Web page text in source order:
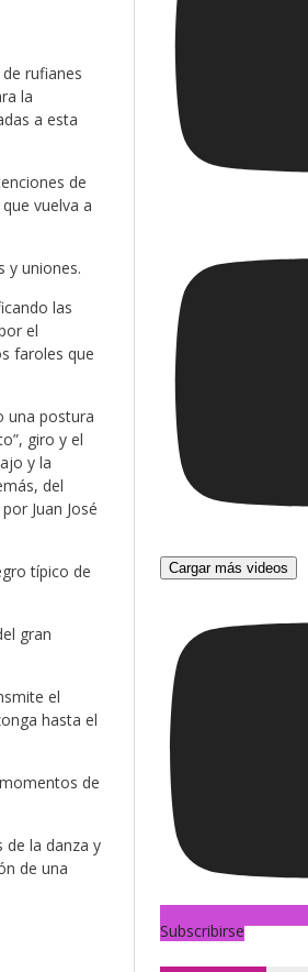
rufianes
la
a esta
de
vuelva a
y uniones.
las
el
faroles que
una postura
giro y el
y la
del
Juan José
típico de
gran
el
hasta el
de
de la danza y
de una
Cargar más videos
Subscribirse